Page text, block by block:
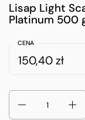
Lisap Light
Platinum 500
CENA
150,40 zł
Ilość